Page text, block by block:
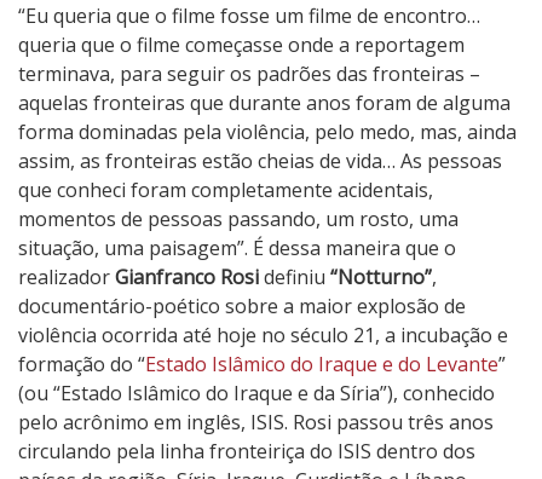
N
o
t
t
u
r
n
o
“Eu queria que o filme fosse um filme de encontro…
queria que o filme começasse onde a reportagem
terminava, para seguir os padrões das fronteiras –
aquelas fronteiras que durante anos foram de alguma
forma dominadas pela violência, pelo medo, mas, ainda
assim, as fronteiras estão cheias de vida… As pessoas
que conheci foram completamente acidentais,
momentos de pessoas passando, um rosto, uma
situação, uma paisagem”. É dessa maneira que o
realizadorGianfranco Rosidefiniu “Notturno”,
documentário-poético sobre a maior explosão de
violência ocorrida até hoje no século 21, a incubação e
formação do “Estado Islâmico do Iraque e do Levante”
(ou “Estado Islâmico do Iraque e da Síria”), conhecido
pelo acrônimo em inglês, ISIS. Rosi passou três anos
circulando pela linha fronteiriça do ISIS dentro dos